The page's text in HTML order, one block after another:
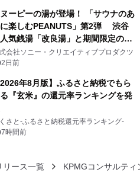
ーピーの湯が登場！ 「サウナのあ
に楽しむPEANUTS」第2弾 渋谷
気銭湯「改良湯」と期間限定のコ
レーション サウナイキタイコラ
ッズも発売決定！
会社ソニー・クリエイティブプロダクツ
2日前
2026年8月版】ふるさと納税でもら
『玄米』の還元率ランキングを発
さと-ふるさと納税還元率ランキング-
7時間前
リース一覧 KPMGコンサルテ